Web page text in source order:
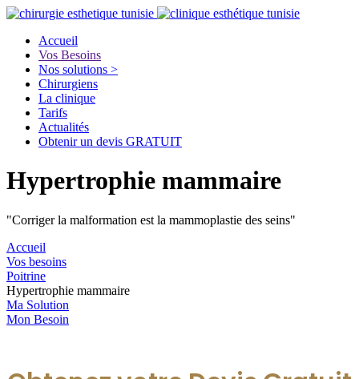
Accueil
Vos Besoins
Nos solutions >
Chirurgiens
La clinique
Tarifs
Actualités
Obtenir un devis GRATUIT
Hypertrophie mammaire
"Corriger la malformation est la mammoplastie des seins"
Accueil
Vos besoins
Poitrine
Hypertrophie mammaire
Ma Solution
Mon Besoin